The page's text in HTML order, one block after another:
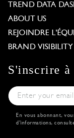
TREND DATA
ABOUT US
REJOINDRE
BRAND VISIBILITY
S'inscrire
En vous abonnant,
d'informations,